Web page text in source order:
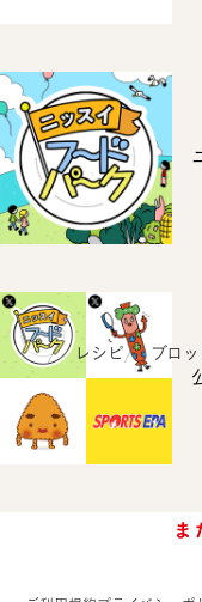
ホーム レシピ ブロ